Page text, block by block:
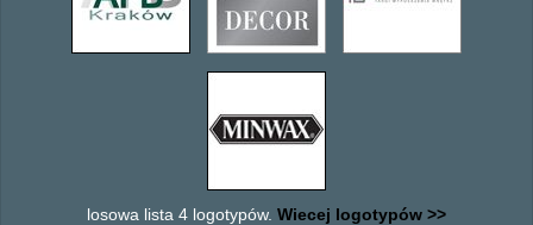
losowa lista 4 logotypów. Wiecej logotypów >>